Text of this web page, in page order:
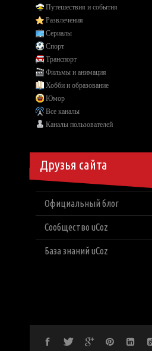
Путешествия и события
Развлечения
Сериалы
Спорт
Транспорт
Фильмы и анимация
Хобби и образование
Юмор
Все каналы
Каналы пользователей
Друзья сайта
Официальный блог
Сообщество uCoz
База знаний uCoz